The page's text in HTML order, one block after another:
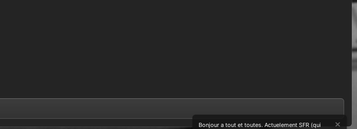
Bonjour a tout et toutes. Actuelement SFR (qui